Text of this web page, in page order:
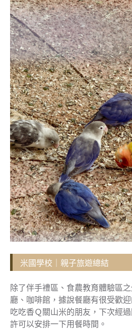
米國學校｜親子旅遊總結
除了伴手禮區、食農教育體驗區
廳、咖啡館，據說餐廳有很受歡
吃吃香Ｑ關山米的朋友，下次經
許可以安排一下用餐時間。